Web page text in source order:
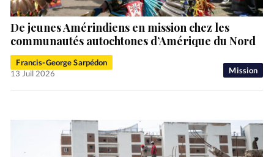
Mission
De jeunes Amérindiens en mission chez les
communautés autochtones d’Amérique du Nord
Francis-George Sarpédon
13 Juil 2026